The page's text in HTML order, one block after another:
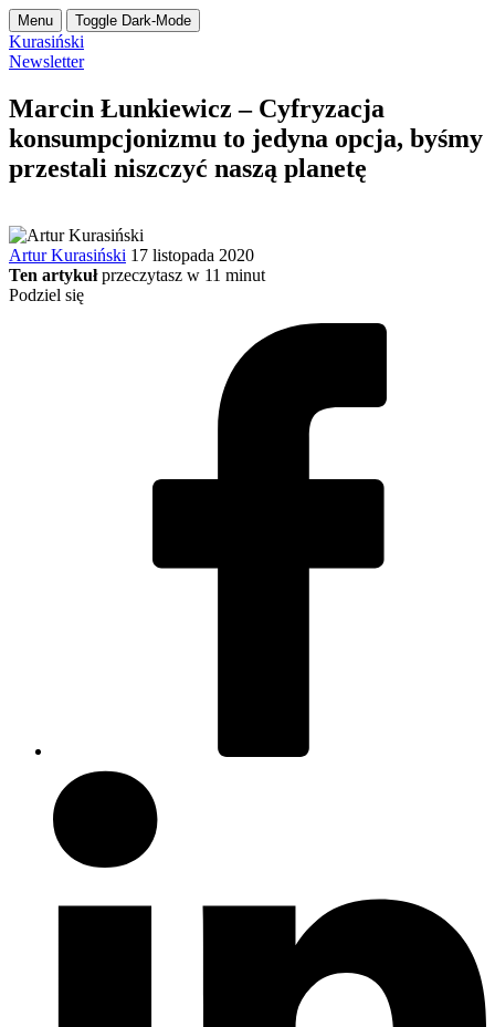
Menu Toggle Dark-Mode
Kurasiński
Newsletter
Marcin Łunkiewicz – Cyfryzacja
konsumpcjonizmu to jedyna opcja, byśmy
przestali niszczyć naszą planetę
Artur Kurasiński 17 listopada 2020
Ten artykuł przeczytasz w 11 minut
Podziel się